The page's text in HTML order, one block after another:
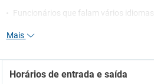
Funcionários que falam vários idiomas
Estacionamento
Parque de estacionamento próximo
Mais
Horários de entrada e saída